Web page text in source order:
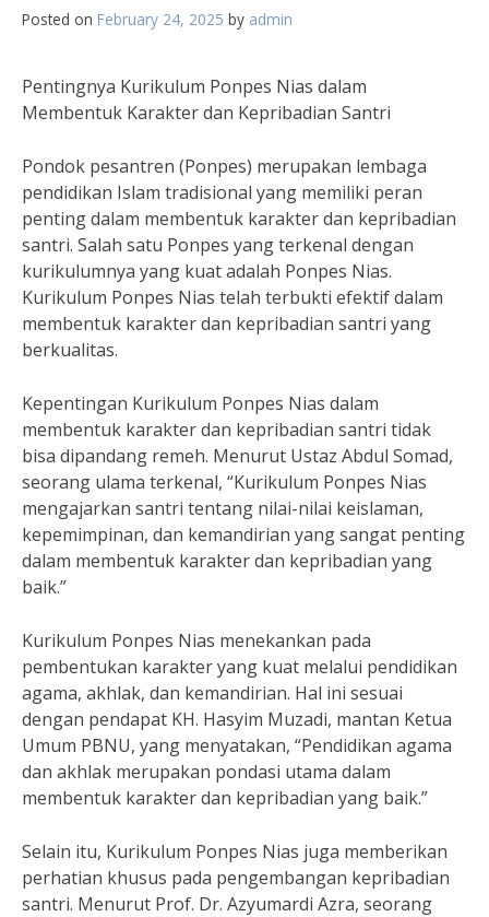
Posted on February 24, 2025 by admin
Pentingnya Kurikulum Ponpes Nias dalam
Membentuk Karakter dan Kepribadian Santri
Pondok pesantren (Ponpes) merupakan lembaga
pendidikan Islam tradisional yang memiliki peran
penting dalam membentuk karakter dan kepribadian
santri. Salah satu Ponpes yang terkenal dengan
kurikulumnya yang kuat adalah Ponpes Nias.
Kurikulum Ponpes Nias telah terbukti efektif dalam
membentuk karakter dan kepribadian santri yang
berkualitas.
Kepentingan Kurikulum Ponpes Nias dalam
membentuk karakter dan kepribadian santri tidak
bisa dipandang remeh. Menurut Ustaz Abdul Somad,
seorang ulama terkenal, “Kurikulum Ponpes Nias
mengajarkan santri tentang nilai-nilai keislaman,
kepemimpinan, dan kemandirian yang sangat penting
dalam membentuk karakter dan kepribadian yang
baik.”
Kurikulum Ponpes Nias menekankan pada
pembentukan karakter yang kuat melalui pendidikan
agama, akhlak, dan kemandirian. Hal ini sesuai
dengan pendapat KH. Hasyim Muzadi, mantan Ketua
Umum PBNU, yang menyatakan, “Pendidikan agama
dan akhlak merupakan pondasi utama dalam
membentuk karakter dan kepribadian yang baik.”
Selain itu, Kurikulum Ponpes Nias juga memberikan
perhatian khusus pada pengembangan kepribadian
santri. Menurut Prof. Dr. Azyumardi Azra, seorang